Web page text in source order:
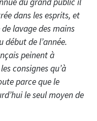
dans les esprits, et
lavage des mains
de l’année.
peinent à
consignes qu’à
parce que le
le seul moyen de